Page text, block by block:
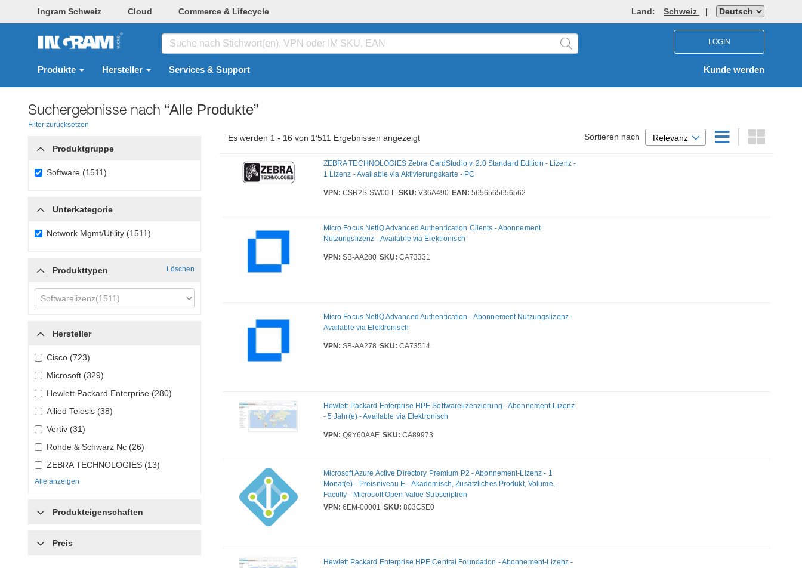
Ingram Schweiz Cloud Commerce & Lifecycle Land: Schweiz |
LOGIN
Produkte Hersteller Services & Support Kunde werden
Suchergebnisse nach “Alle Produkte”
Filter zurücksetzen
Produktgruppe
Software (1511)
Unterkategorie
Network Mgmt/Utility (1511)
Produkttypen Löschen
Hersteller
Cisco (723)
Microsoft (329)
Hewlett Packard Enterprise (280)
Allied Telesis (38)
Vertiv (31)
Rohde & Schwarz Nc (26)
ZEBRA TECHNOLOGIES (13)
Alle anzeigen
Produkteigenschaften
Preis
Es werden 1 - 16 von 1’511 Ergebnissen angezeigt Sortieren nach Relevanz
ZEBRA TECHNOLOGIES Zebra CardStudio v. 2.0 Standard Edition - Lizenz -
1 Lizenz - Available via Aktivierungskarte - PC
VPN: CSR2S-SW00-L SKU: V36A490 EAN: 5656565656562
Micro Focus NetIQ Advanced Authentication Clients - Abonnement
Nutzungslizenz - Available via Elektronisch
VPN: SB-AA280 SKU: CA73331
Micro Focus NetIQ Advanced Authentication - Abonnement Nutzungslizenz -
Available via Elektronisch
VPN: SB-AA278 SKU: CA73514
Hewlett Packard Enterprise HPE Softwarelizenzierung - Abonnement-Lizenz
- 5 Jahr(e) - Available via Elektronisch
VPN: Q9Y60AAE SKU: CA89973
Microsoft Azure Active Directory Premium P2 - Abonnement-Lizenz - 1
Monat(e) - Preisniveau E - Akademisch, Zusätzliches Produkt, Volume,
Faculty - Microsoft Open Value Subscription
VPN: 6EM-00001 SKU: 803C5E0
Hewlett Packard Enterprise HPE Central Foundation - Abonnement-Lizenz -